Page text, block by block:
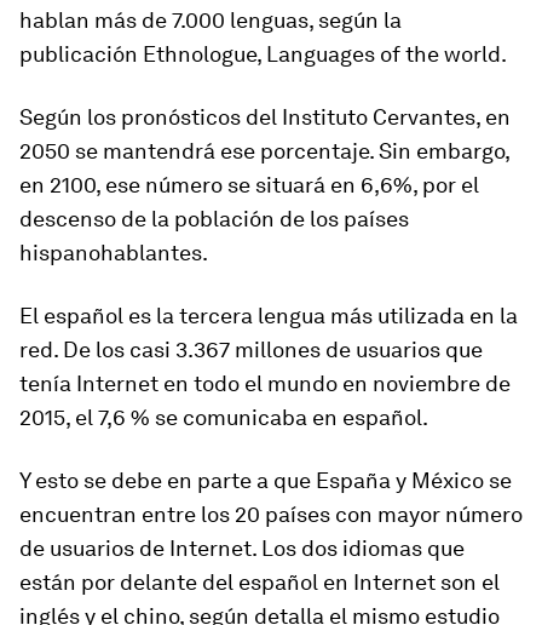
hablan más de 7.000 lenguas, según la
publicación Ethnologue, Languages of the world.
Según los pronósticos del Instituto Cervantes, en
2050 se mantendrá ese porcentaje. Sin embargo,
en 2100, ese número se situará en 6,6%, por el
descenso de la población de los países
hispanohablantes.
El español es la tercera lengua más utilizada en la
red. De los casi 3.367 millones de usuarios que
tenía Internet en todo el mundo en noviembre de
2015, el 7,6 % se comunicaba en español.
Y esto se debe en parte a que España y México se
encuentran entre los 20 países con mayor número
de usuarios de Internet. Los dos idiomas que
están por delante del español en Internet son el
inglés y el chino, según detalla el mismo estudio